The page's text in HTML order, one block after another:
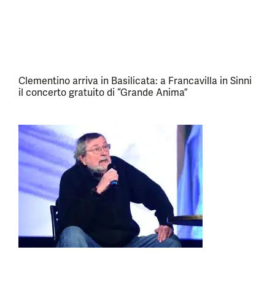
Clementino arriva in Basilicata: a Francavilla in Sinni
il concerto gratuito di “Grande Anima”